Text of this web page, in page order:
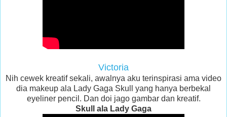
Victoria
Nih cewek kreatif sekali, awalnya aku terinspirasi ama video
dia makeup ala Lady Gaga Skull yang hanya berbekal
eyeliner pencil. Dan doi jago gambar dan kreatif.
Skull ala Lady Gaga